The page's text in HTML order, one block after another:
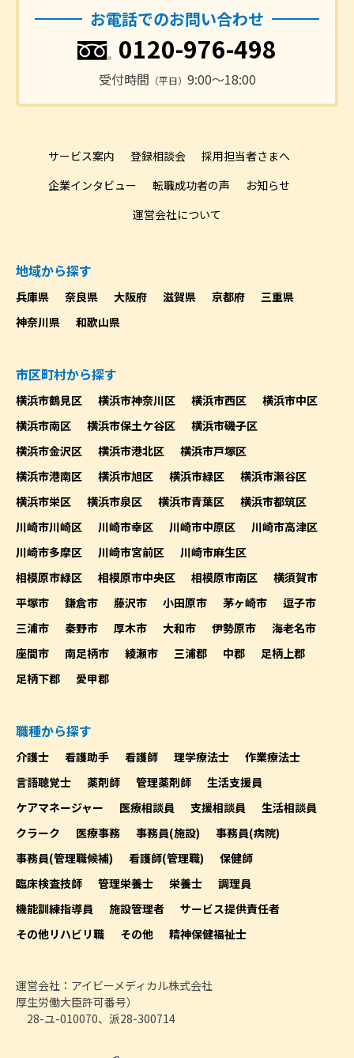
お電話でのお問い合わせ
0120-976-498
受付時間 （平日） 9:00〜18:00
サービス案内 登録相談会
採用担当者さまへ
企業インタビュー
転職成功者の声
お知らせ
運営会社について
地域から探す
兵庫県 奈良県 大阪府 滋賀県 京都府
三重県
神奈川県
和歌山県
市区町村から探す
横浜市鶴見区 横浜市神奈川区 横浜市西区
横浜市中区
横浜市南区
横浜市保土ケ谷区
横浜市磯子区
横浜市金沢区
横浜市港北区
横浜市戸塚区
横浜市港南区
横浜市旭区 横浜市緑区
横浜市瀬谷区
横浜市栄区
横浜市泉区 横浜市青葉区
横浜市都筑区
川崎市川崎区
川崎市幸区 川崎市中原区
川崎市高津区
川崎市多摩区
川崎市宮前区
川崎市麻生区
相模原市緑区
相模原市中央区 相模原市南区
横須賀市
平塚市
鎌倉市 藤沢市 小田原市 茅ヶ崎市
逗子市
三浦市
秦野市 厚木市 大和市 伊勢原市
海老名市
座間市
南足柄市 綾瀬市 三浦郡 中郡
足柄上郡
足柄下郡
愛甲郡
職種から探す
介護士 看護助手 看護師 理学療法士
作業療法士
言語聴覚士
薬剤師 管理薬剤師
生活支援員
ケアマネージャー
医療相談員 支援相談員
生活相談員
クラーク
医療事務 事務員(施設)
事務員(病院)
事務員(管理職候補)
看護師(管理職)
保健師
臨床検査技師
管理栄養士 栄養士
調理員
機能訓練指導員
施設管理者
サービス提供責任者
その他リハビリ職
その他 精神保健福祉士
運営会社：アイビーメディカル株式会社
厚生労働大臣許可番号）
28-ユ-010070、派28-300714